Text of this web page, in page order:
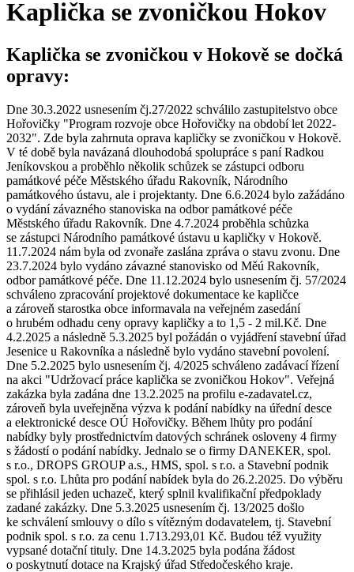
Kaplička se zvoničkou Hokov
Kaplička se zvoničkou v Hokově se dočká
opravy:
Dne 30.3.2022 usnesením čj.27/2022 schválilo zastupitelstvo obce
Hořovičky "Program rozvoje obce Hořovičky na období let 2022-
2032". Zde byla zahrnuta oprava kapličky se zvoničkou v Hokově.
V té době byla navázaná dlouhodobá spolupráce s paní Radkou
Jeníkovskou a proběhlo několik schůzek se zástupci odboru
památkové péče Městského úřadu Rakovník, Národního
památkového ústavu, ale i projektanty. Dne 6.6.2024 bylo zažádáno
o vydání závazného stanoviska na odbor památkové péče
Městského úřadu Rakovník. Dne 4.7.2024 proběhla schůzka
se zástupci Národního památkové ústavu u kapličky v Hokově.
11.7.2024 nám byla od zvonaře zaslána zpráva o stavu zvonu. Dne
23.7.2024 bylo vydáno závazné stanovisko od Měú Rakovník,
odbor památkové péče. Dne 11.12.2024 bylo usnesením čj. 57/2024
schváleno zpracování projektové dokumentace ke kapličce
a zároveň starostka obce informavala na veřejném zasedání
o hrubém odhadu ceny opravy kapličky a to 1,5 - 2 mil.Kč. Dne
4.2.2025 a následně 5.3.2025 byl požádán o vyjádření stavební úřad
Jesenice u Rakovníka a následně bylo vydáno stavební povolení.
Dne 5.2.2025 bylo usnesením čj. 4/2025 schváleno zadávací řízení
na akci "Udržovací práce kaplička se zvoničkou Hokov". Veřejná
zakázka byla zadána dne 13.2.2025 na profilu e-zadavatel.cz,
zároveň byla uveřejněna výzva k podání nabídky na úřední desce
a elektronické desce OÚ Hořovičky. Během lhůty pro podání
nabídky byly prostřednictvím datových schránek osloveny 4 firmy
s žádostí o podání nabídky. Jednalo se o firmy DANEKER, spol.
s r.o., DROPS GROUP a.s., HMS, spol. s r.o. a Stavební podnik
spol. s r.o. Lhůta pro podání nabídek byla do 26.2.2025. Do výběru
se přihlásil jeden uchazeč, který splnil kvalifikační předpoklady
zadané zakázky. Dne 5.3.2025 usnesením čj. 13/2025 došlo
ke schválení smlouvy o dílo s vítězným dodavatelem, tj. Stavební
podnik spol. s r.o. za cenu 1.713.293,01 Kč. Budou též využity
vypsané dotační tituly. Dne 14.3.2025 byla podána žádost
o poskytnutí dotace na Krajský úřad Středočeského kraje.